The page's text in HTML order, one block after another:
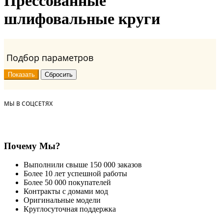
шлифовальные круги
Подбор параметров
МЫ В СОЦСЕТЯХ
Почему Мы?
Выполнили свыше 150 000 заказов
Более 10 лет успешной работы
Более 50 000 покупателей
Контракты с домами мод
Оригинальные модели
Круглосуточная поддержка